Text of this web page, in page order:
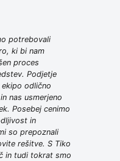
potrebovali
ki bi nam
proces
Podjetje
odlično
nas usmerjeno
Posebej cenimo
in
so prepoznali
rešitve. S Tiko
in tudi tokrat smo